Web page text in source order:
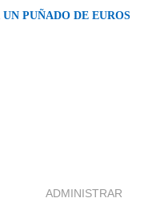
UN PUÑADO DE EUROS
ADMINISTRAR